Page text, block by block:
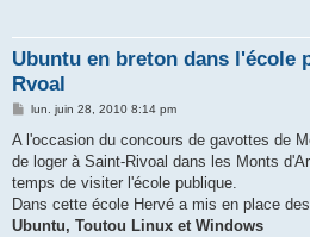
Ubuntu en breton dans l'école
Rvoal
M
s
a
g
lun. juin 28, 2010 8:14 pm
A l'occasion du concours de gavottes de
de loger à Saint-Rivoal dans les Monts
temps de visiter l'école publique.
Dans cette école Hervé a mis en place
Ubuntu, Toutou Linux et Windows